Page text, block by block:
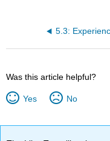
Was this article helpful?
Yes No